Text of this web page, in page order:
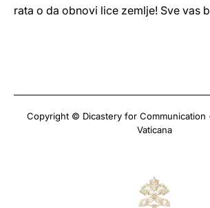
rata o da obnovi lice zemlje! Sve vas
Copyright © Dicastery for Communication
Vaticana